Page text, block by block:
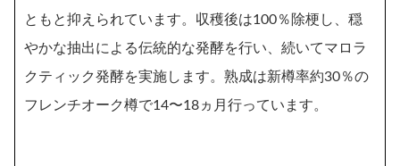
ともと抑えられています。収穫後は100％除梗し、穏
やかな抽出による伝統的な発酵を行い、続いてマロラ
クティック発酵を実施します。熟成は新樽率約30％の
フレンチオーク樽で14〜18ヵ月行っています。